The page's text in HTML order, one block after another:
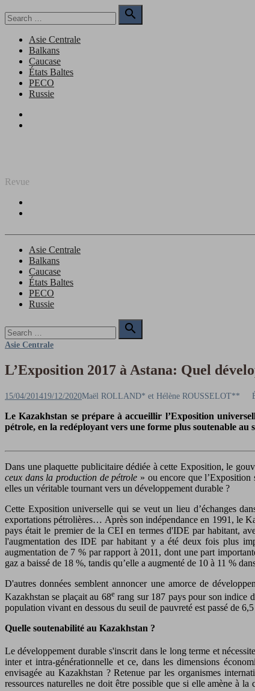
to
for:

Search
Asie Centrale
Balkans
Caucase
États Baltes
PECO
Russie
Revue
Asie Centrale
Balkans
Caucase
États Baltes
PECO
Russie
for:

Search
Asie Centrale
L’Exposition 2017 à Astana: Quel
Posted
15/04/201419/12/2020Author
Maël ROLLAND* et Hélène ROUSSELOT**
Le Kazakhstan se prépare à accueillir l’Exposition
pétrole, en la redéployant vers une forme plus soutenable au
Dans une plaquette publicitaire dédiée à cette Exposition, le
ceux dans la production de pétrole » ou encore que l’Exposition
elles un véritable tournant vers un développement durable ?
Cette Exposition universelle qui se veut un lieu d’échanges
exportations pétrolières… Après son indépendance en 1991, le
pays était le premier de la CEI en termes d'IDE par habitant,
l'augmentation des IDE par habitant y a été deux fois plus
augmentation de 7 % par rapport à 2011, dont une part
gaz a baissé de 18 %, tandis qu’elle a augmenté de 10 à 11 %
D'autres données semblent annoncer une amorce de
Kazakhstan se plaçait au 68erang sur 187 pays pour son indice
population vivant en dessous du seuil de pauvreté est passé de
Quelle soutenabilité au Kazakhstan ?
Le développement durable s'inscrit dans le long terme et
inter et intra-générationnelle et ce, dans les dimensions
envisagée au Kazakhstan ? Retenue par les organismes
ressources naturelles ne doit être possible que si elle amène à